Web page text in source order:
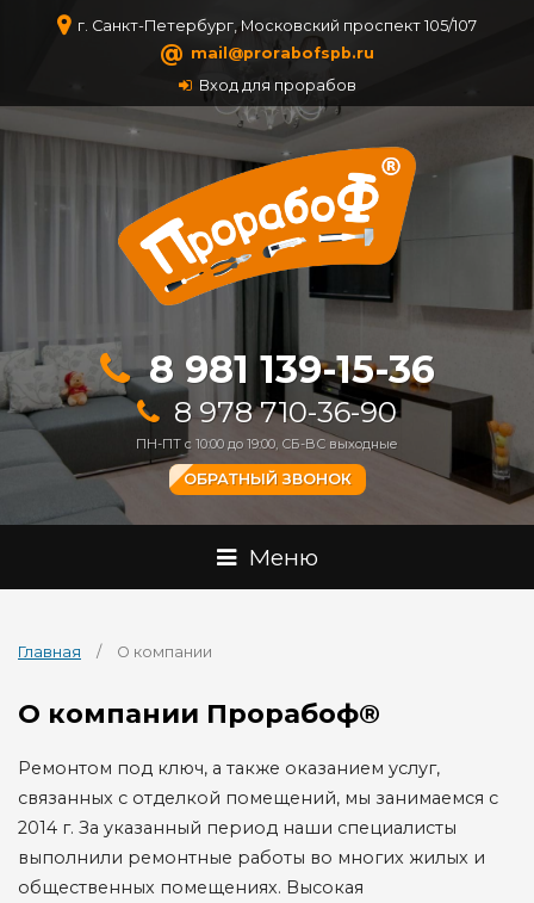
г. Санкт-Петербург, Московский проспект 105/107
@ mail@prorabofspb.ru
Вход для прорабов
8 981 139-15-36
8 978 710-36-90
ПН-ПТ с 10:00 до 19:00, СБ-ВС выходные
ОБРАТНЫЙ ЗВОНОК
Меню
Главная / О компании
О компании Прорабоф®
Ремонтом под ключ, а также оказанием услуг,
связанных с отделкой помещений, мы занимаемся с
2014 г. За указанный период наши специалисты
выполнили ремонтные работы во многих жилых и
общественных помещениях. Высокая